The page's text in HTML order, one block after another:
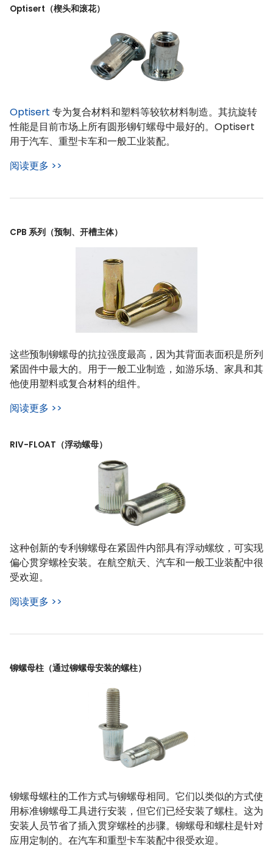
Optisert（楔头和滚花）
Optisert 专为复合材料和塑料等较软材料制造。其抗旋转
性能是目前市场上所有圆形铆钉螺母中最好的。Optisert
用于汽车、重型卡车和一般工业装配。
阅读更多 >>
CPB 系列（预制、开槽主体）
这些预制铆螺母的抗拉强度最高，因为其背面表面积是所列
紧固件中最大的。用于一般工业制造，如游乐场、家具和其
他使用塑料或复合材料的组件。
阅读更多 >>
RIV-FLOAT（浮动螺母）
这种创新的专利铆螺母在紧固件内部具有浮动螺纹，可实现
偏心贯穿螺栓安装。在航空航天、汽车和一般工业装配中很
受欢迎。
阅读更多 >>
铆螺母柱（通过铆螺母安装的螺柱）
铆螺母螺柱的工作方式与铆螺母相同。它们以类似的方式使
用标准铆螺母工具进行安装，但它们已经安装了螺柱。这为
安装人员节省了插入贯穿螺栓的步骤。铆螺母和螺柱是针对
应用定制的。在汽车和重型卡车装配中很受欢迎。